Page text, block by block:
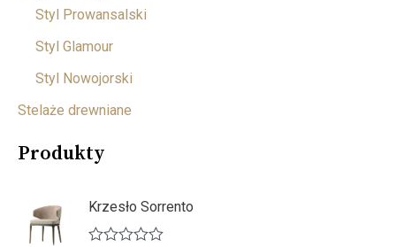
Styl Prowansalski
Styl Glamour
Styl Nowojorski
Stelaże drewniane
Produkty
Krzesło Sorrento